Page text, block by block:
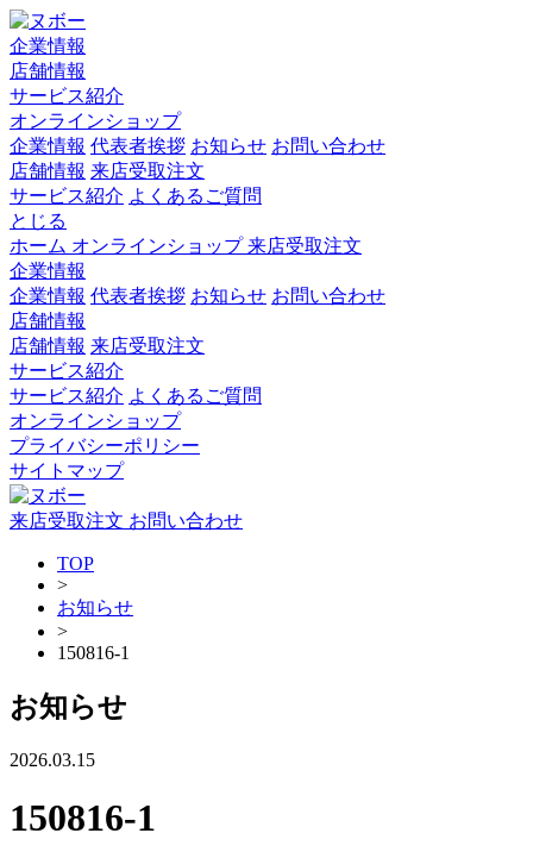
企業情報
店舗情報
サービス紹介
オンラインショップ
企業情報 代表者挨拶 お知らせ お問い合わせ
店舗情報 来店受取注文
サービス紹介 よくあるご質問
とじる
ホーム オンラインショップ来店受取注文
企業情報
企業情報 代表者挨拶 お知らせ お問い合わせ
店舗情報
店舗情報 来店受取注文
サービス紹介
サービス紹介 よくあるご質問
オンラインショップ
プライバシーポリシー
サイトマップ
来店受取注文 お問い合わせ
TOP
>
お知らせ
>
150816-1
お知らせ
2026.03.15
150816-1